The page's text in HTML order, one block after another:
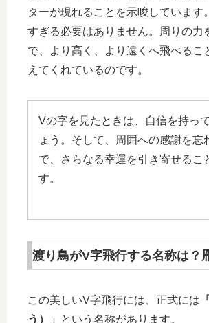
ターが現れることを示唆しています
すぎる必要はありません。周りの力
で、より高く、より遠くへ飛べるこ
えてくれているのです。
Vの字を見たときは、自信を持っ
ょう。そして、周囲への感謝を忘
で、さらなる幸運を引き寄せるこ
す。
渡り鳥がV字飛行する名称は？
この美しいV字飛行には、正式には
う）」
という名称があります。